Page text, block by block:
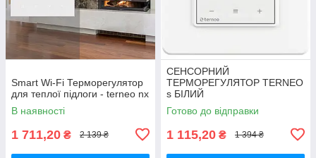
Smart Wi-Fi Терморегулятор
для теплої підлоги - terneo nx
В наявності
1 711,20 ₴ 2 139 ₴
СЕНСОРНИЙ
ТЕРМОРЕГУЛЯТОР TERNEO
s БІЛИЙ
Готово до відправки
1 115,20 ₴ 1 394 ₴